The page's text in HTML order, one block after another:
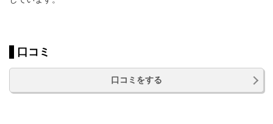
口コミ
口コミをする